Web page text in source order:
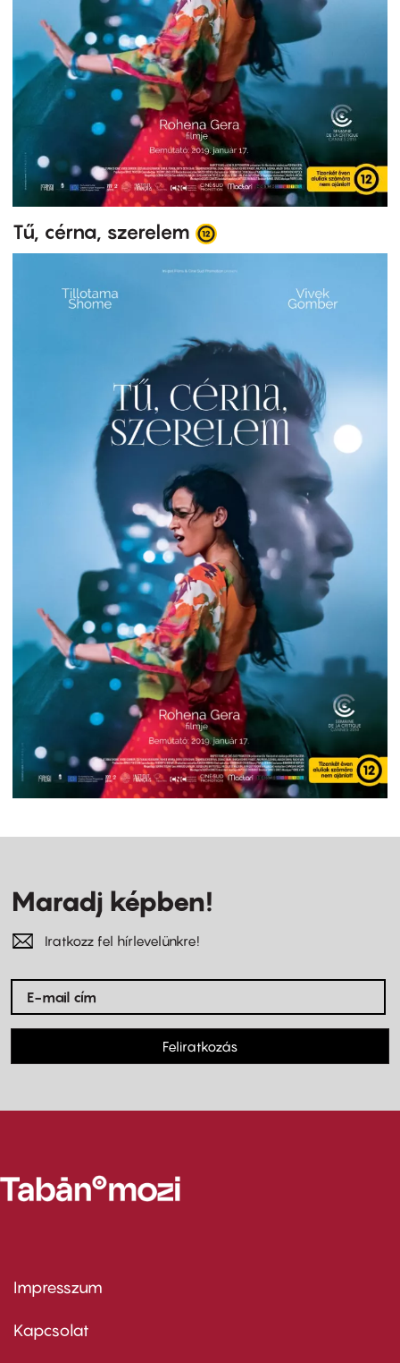
Tű, cérna, szerelem
Maradj képben!
Iratkozz fel hírlevelünkre!
Feliratkozás
Footer
first
Impresszum
Kapcsolat